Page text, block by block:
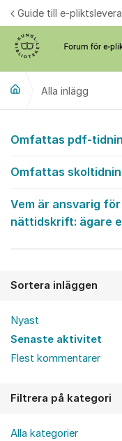
Hoppa till innehåll
Guide till e-
Alla inlägg
Alla
Omfattas pdf-
Omfattas
Vem är ansvarig
nättidskrift: ägare
Sortera inläggen
Nyast
Senaste aktivitet
Flest kommentarer
Filtrera på kategori
Alla kategorier